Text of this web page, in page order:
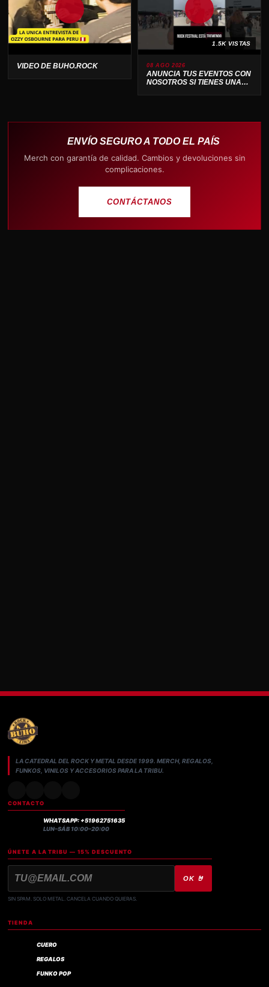
VIDEO DE BUHO.ROCK
1.5K VISTAS
08 AGO 2026
ANUNCIA TUS EVENTOS CON
NOSOTROS SI TIENES UNA
ENVÍO SEGURO A TODO EL PAÍS
Merch con garantía de calidad. Cambios y devoluciones sin
complicaciones.
CONTÁCTANOS
LA CATEDRAL DEL ROCK Y METAL DESDE 1999. MERCH, REGALOS,
FUNKOS, VINILOS Y ACCESORIOS PARA LA TRIBU.
CONTACTO
WHATSAPP: +51962751635
LUN–SÁB 10:00–20:00
ÚNETE A LA TRIBU — 15% DESCUENTO
OK 🤘
SIN SPAM. SOLO METAL. CANCELA CUANDO QUIERAS.
TIENDA
CUERO
REGALOS
FUNKO POP